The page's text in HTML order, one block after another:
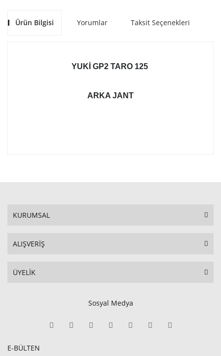
Ürün Bilgisi Yorumlar Taksit Seçenekleri
YUKI GP2 TARO 125
ARKA JANT
KURUMSAL
ALIŞVERİŞ
ÜYELİK
Sosyal Medya
E-BÜLTEN